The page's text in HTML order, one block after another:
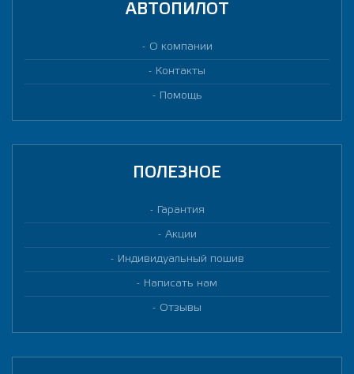
АВТОПИЛОТ
О компании
Контакты
Помощь
ПОЛЕЗНОЕ
Гарантия
Акции
Индивидуальный пошив
Написать нам
Отзывы